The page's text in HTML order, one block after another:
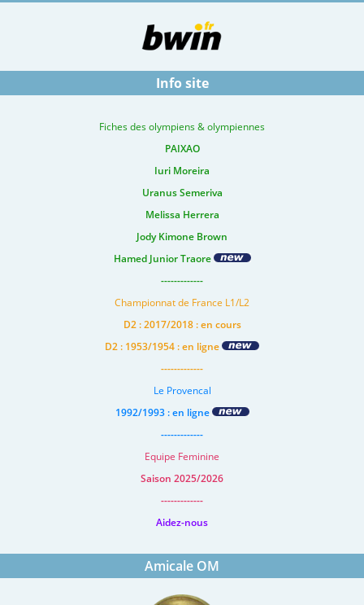
Info site
Fiches des olympiens & olympiennes
PAIXAO
Iuri Moreira
Uranus Semeriva
Melissa Herrera
Jody Kimone Brown
Hamed Junior Traore
-------------
Championnat de France L1/L2
D2 : 2017/2018 : en cours
D2 : 1953/1954 : en ligne
-------------
Le Provencal
1992/1993 : en ligne
-------------
Equipe Feminine
Saison 2025/2026
-------------
Aidez-nous
Amicale OM